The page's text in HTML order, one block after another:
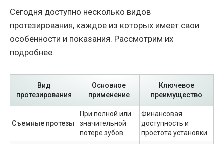
Сегодня доступно несколько видов
протезирования, каждое из которых имеет свои
особенности и показания. Рассмотрим их
подробнее.
Вид
протезирования
Основное
применение
Ключевое
преимущество
Съемные протезы
При полной или
значительной
потере зубов.
Финансовая
доступность и
простота установки.